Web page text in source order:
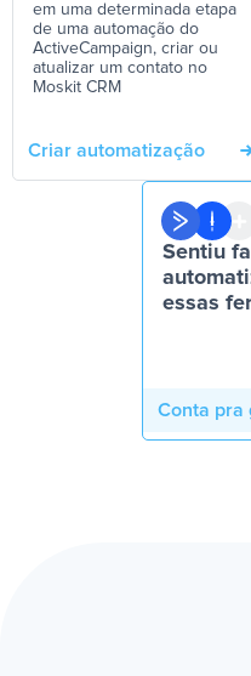
em uma determinada etapa
de uma automação do
ActiveCampaign, criar ou
atualizar um contato no
Moskit CRM
Criar automatização
Sentiu
essas
Conta pra